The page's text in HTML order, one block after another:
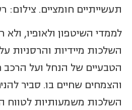
תעשייתיים חומציים. צילום:
לממדי השיטפון ולאופיו, ולא
השלכות מיידיות והרסניות
הטבעיים של הנחל ועל הרכב
והצמחים שחיים בו. סביר
השלכות משמעותיות לטווח